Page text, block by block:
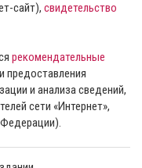
сайт), свидетельство
рекомендательные
предоставления
и анализа сведений,
сети «Интернет»,